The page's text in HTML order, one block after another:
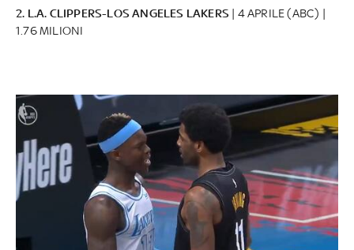
2. L.A. CLIPPERS-LOS ANGELES LAKERS | 4 APRILE (ABC) |
1.76 MILIONI